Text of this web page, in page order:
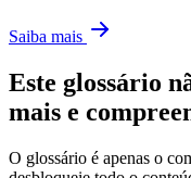
Saiba mais
Este glossário
mais e
O glossário é apenas o